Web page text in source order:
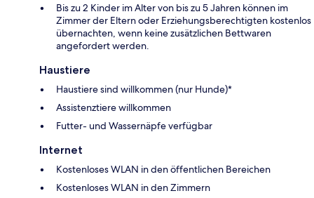
Bis zu 2 Kinder im Alter von bis zu 5 Jahren können im
Zimmer der Eltern oder Erziehungsberechtigten kostenlos
übernachten, wenn keine zusätzlichen Bettwaren
angefordert werden.
Haustiere
Haustiere sind willkommen (nur Hunde)*
Assistenztiere willkommen
Futter- und Wassernäpfe verfügbar
Internet
Kostenloses WLAN in den öffentlichen Bereichen
Kostenloses WLAN in den Zimmern